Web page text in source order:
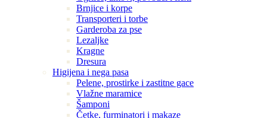
Brnjice i korpe
Transporteri i torbe
Garderoba za pse
Lezaljke
Kragne
Dresura
Higijena i nega pasa
Pelene, prostirke i zastitne gace
Vlažne maramice
Šamponi
Četke, furminatori i makaze